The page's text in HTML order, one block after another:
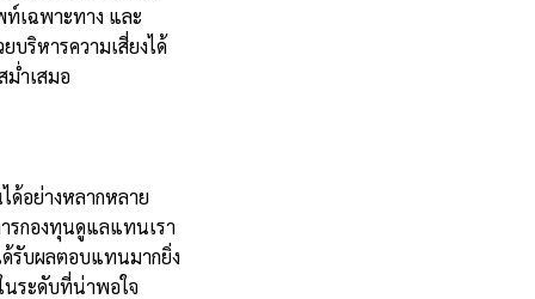
เฉพาะทาง และ
ริหารความเสี่ยงได้
ม่ำเสมอ
ด้อย่างหลากหลาย
รกองทุนดูแลแทนเรา
ด้รับผลตอบแทนมากยิ่ง
นระดับที่น่าพอใจ